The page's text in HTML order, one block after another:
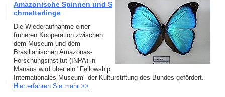
Amazonische Spinnen und S
chmetterlinge
Die Wiederaufnahme einer
früheren Kooperation zwischen
dem Museum und dem
Brasilianischen Amazonas-
Forschungsinstitut (INPA) in
Manaus wird über ein "Fellowship
Internationales Museum" der Kulturstiftung des Bundes gefördert.
Hier erfahren Sie mehr >>